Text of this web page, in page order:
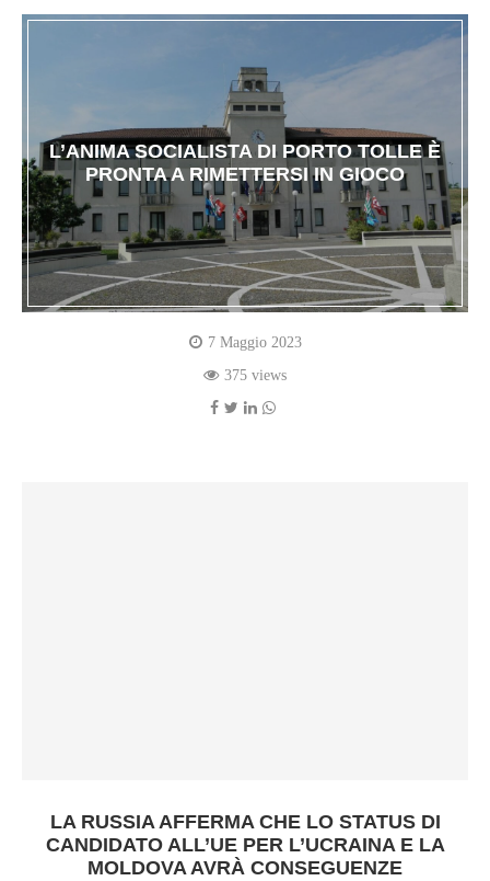
L’ANIMA SOCIALISTA DI PORTO TOLLE È
PRONTA A RIMETTERSI IN GIOCO
7 Maggio 2023
375 views
LA RUSSIA AFFERMA CHE LO STATUS DI
CANDIDATO ALL’UE PER L’UCRAINA E LA
MOLDOVA AVRÀ CONSEGUENZE